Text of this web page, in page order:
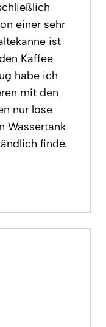
einer sehr
ist
Kaffee
habe ich
mit den
nur lose
Wassertank
finde.